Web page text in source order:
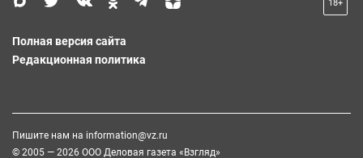
18+
Полная версия сайта
Редакционная политика
Пишите нам на information@vz.ru
© 2005 — 2026 ООО Деловая газета «Взгляд»